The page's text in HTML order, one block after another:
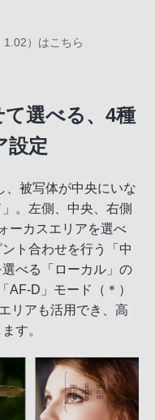
1.02）はこちら
選べる、4種
設定
、被写体が中央にいな
。左側、中央、右側
ーカスエリアを選べ
ト合わせを行う「中
べる「ローカル」の
AF-D」モード（＊）
リアも活用でき、高
す。